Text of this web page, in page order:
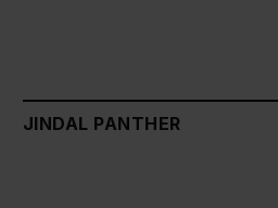
JINDAL PANTHER